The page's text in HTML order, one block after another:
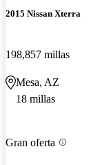
2015 Nissan Xterra
198,857 millas
Mesa, AZ
18 millas
Gran oferta